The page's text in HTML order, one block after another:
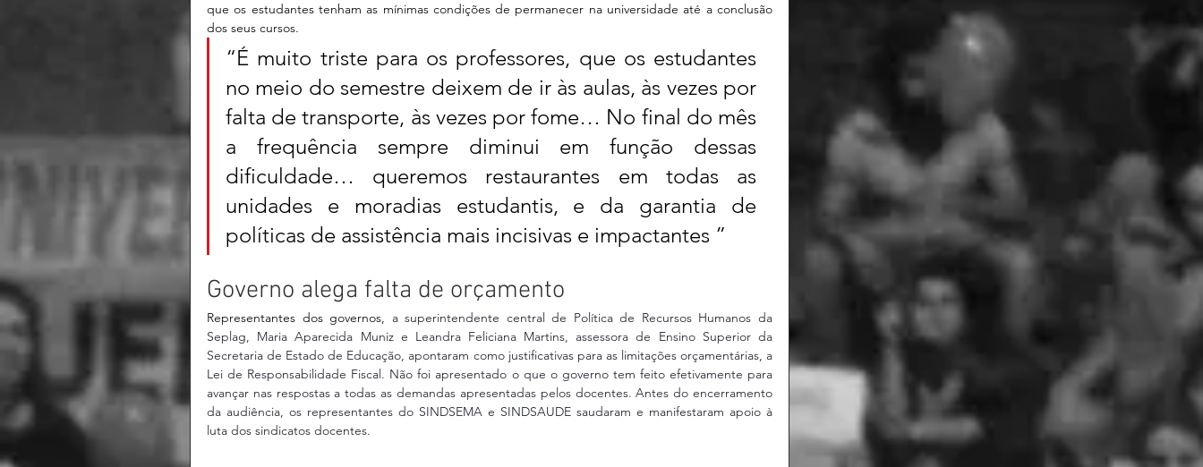
que os estudantes tenham as mínimas condições de permanecer na universidade até a conclusão
dos seus cursos.
“É muito triste para os professores, que os estudantes
no meio do semestre deixem de ir às aulas, às vezes por
falta de transporte, às vezes por fome… No final do mês
a frequência sempre diminui em função dessas
dificuldade… queremos restaurantes em todas as
unidades e moradias estudantis, e da garantia de
políticas de assistência mais incisivas e impactantes ”
Governo alega falta de orçamento
Representantes dos governos, a superintendente central de Política de Recursos Humanos da
Seplag, Maria Aparecida Muniz e Leandra Feliciana Martins, assessora de Ensino Superior da
Secretaria de Estado de Educação, apontaram como justificativas para as limitações orçamentárias, a
Lei de Responsabilidade Fiscal. Não foi apresentado o que o governo tem feito efetivamente para
avançar nas respostas a todas as demandas apresentadas pelos docentes. Antes do encerramento
da audiência, os representantes do SINDSEMA e SINDSAUDE saudaram e manifestaram apoio à
luta dos sindicatos docentes.